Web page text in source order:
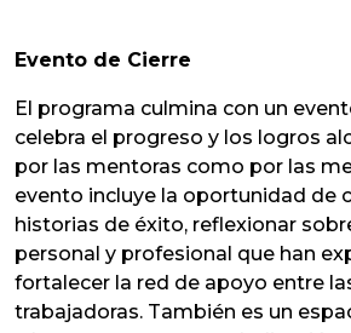
Evento de Cierre
El programa culmina con un
celebra el progreso y los logros
por las mentoras como por las
evento incluye la oportunidad de
historias de éxito, reflexionar
personal y profesional que han
fortalecer la red de apoyo entre
trabajadoras. También es un